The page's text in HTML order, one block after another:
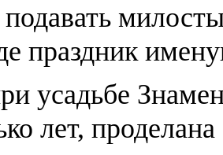
праздник
усадьбе
лет,